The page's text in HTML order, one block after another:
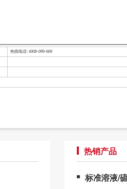
热线电话: 4008-099-669
热销产品
标准溶液/